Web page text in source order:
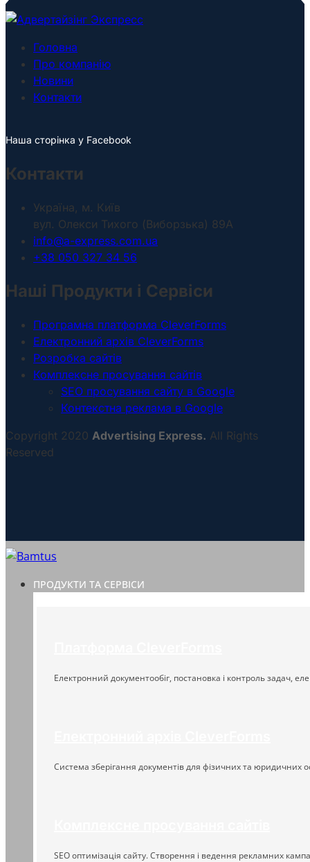
Головна
Про компанію
Новини
Контакти
Наша сторінка у Facebook
Контакти
Україна, м. Київ
вул. Олекси Тихого (Виборзька) 89А
info@a-express.com.ua
+38 050 327 34 56
Наші Продукти і Сервіси
Програмна платформа CleverForms
Електронний архів CleverForms
Розробка сайтів
Комплексне просування сайтів
SEO просування сайту в Google
Контекстна реклама в Google
Copyright 2020 Advertising Express. All Rights
Reserved
ПРОДУКТИ ТА СЕРВІСИ
Електронний документообіг, постановка і контроль задач,
Система зберігання документів для фізичних та юридичних
SEO оптимізація сайту. Створення і ведення рекламних